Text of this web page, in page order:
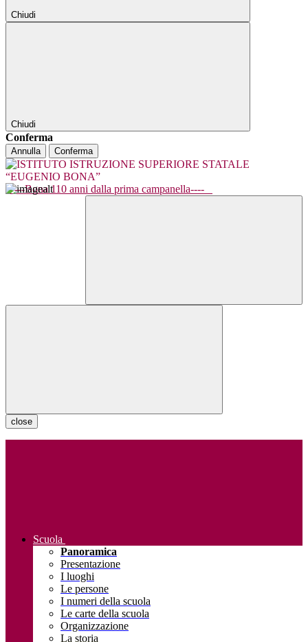
Chiudi
Chiudi
Conferma
Annulla Conferma
----Bona 110 anni dalla prima campanella----
close
Scuola
Panoramica
Presentazione
I luoghi
Le persone
I numeri della scuola
Le carte della scuola
Organizzazione
La storia